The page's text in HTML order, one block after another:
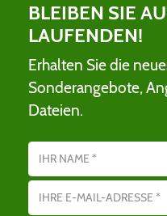
BLEIBEN SIE
LAUFENDEN!
Erhalten Sie die
Sonderangebote,
Dateien.
Name
E-Mail-Adresse